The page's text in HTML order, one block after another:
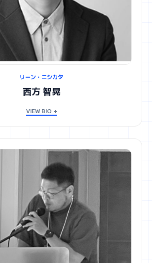
リーン・ニシカタ
西方 智晃
VIEW BIO +